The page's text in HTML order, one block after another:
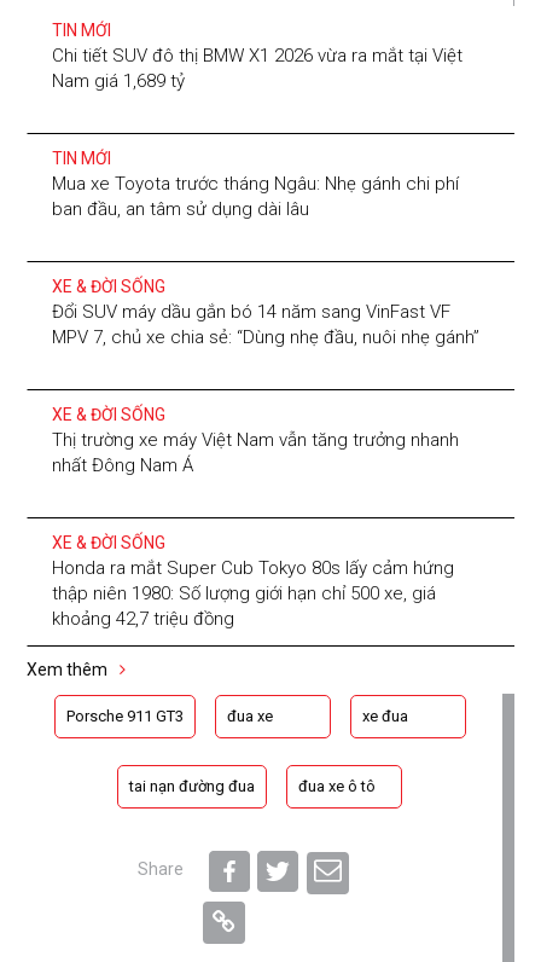
TIN MỚI
Chi tiết SUV đô thị BMW X1 2026 vừa ra mắt tại Việt
Nam giá 1,689 tỷ
TIN MỚI
Mua xe Toyota trước tháng Ngâu: Nhẹ gánh chi phí
ban đầu, an tâm sử dụng dài lâu
XE & ĐỜI SỐNG
Đổi SUV máy dầu gắn bó 14 năm sang VinFast VF
MPV 7, chủ xe chia sẻ: “Dùng nhẹ đầu, nuôi nhẹ gánh”
XE & ĐỜI SỐNG
Thị trường xe máy Việt Nam vẫn tăng trưởng nhanh
nhất Đông Nam Á
XE & ĐỜI SỐNG
Honda ra mắt Super Cub Tokyo 80s lấy cảm hứng
thập niên 1980: Số lượng giới hạn chỉ 500 xe, giá
khoảng 42,7 triệu đồng
Xem thêm
Porsche 911 GT3 đua xe xe đua
tai nạn đường đua đua xe ô tô
Share